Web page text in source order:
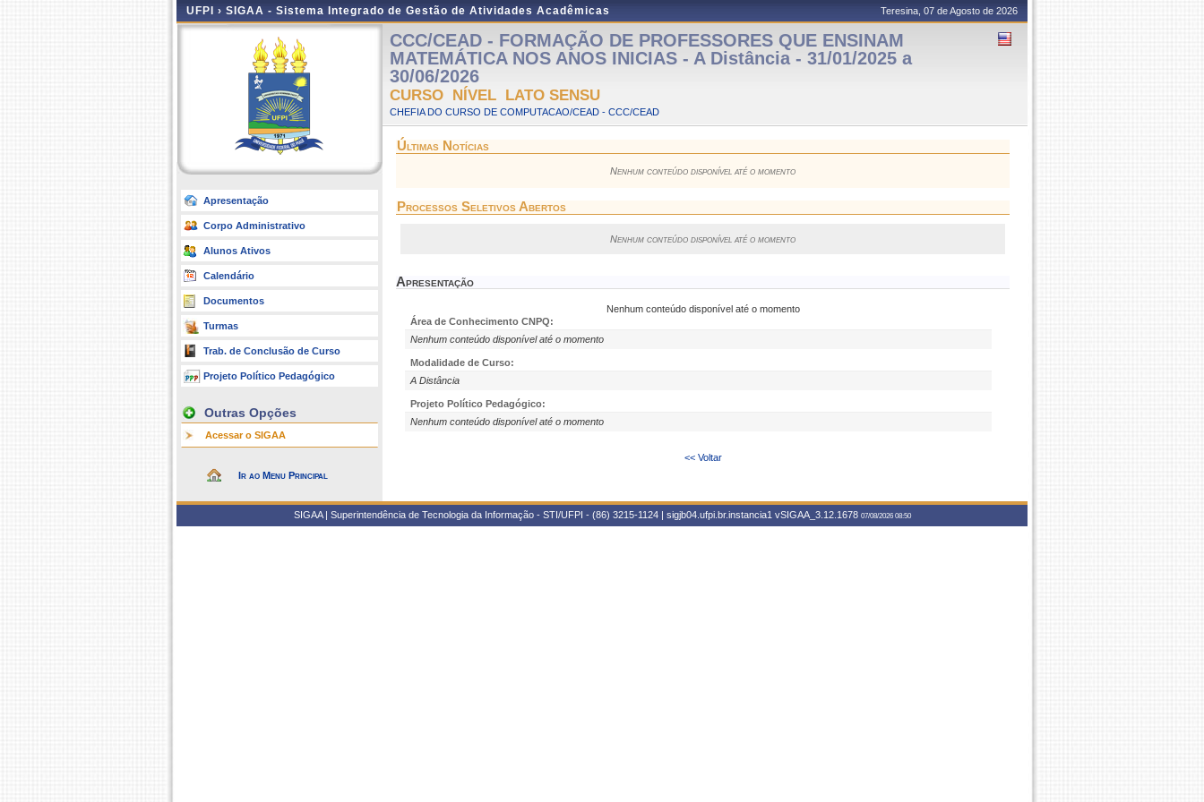
UFPI › SIGAA - Sistema Integrado de Gestão de Atividades Acadêmicas Teresina, 07 de Agosto de 2026
Apresentação
Corpo Administrativo
Alunos Ativos
Calendário
Documentos
Turmas
Trab. de Conclusão de Curso
Projeto Político Pedagógico
Outras Opções
Acessar o SIGAA
Ir ao Menu Principal
CCC/CEAD - FORMAÇÃO DE PROFESSORES QUE ENSINAM
MATEMÁTICA NOS ANOS INICIAS - A Distância - 31/01/2025 a
30/06/2026
CURSO NÍVEL LATO SENSU
CHEFIA DO CURSO DE COMPUTACAO/CEAD - CCC/CEAD
Últimas Notícias
Nenhum conteúdo disponível até o momento
Processos Seletivos Abertos
Nenhum conteúdo disponível até o momento
Apresentação
Nenhum conteúdo disponível até o momento
Área de Conhecimento CNPQ:
Nenhum conteúdo disponível até o momento
Modalidade de Curso:
A Distância
Projeto Político Pedagógico:
Nenhum conteúdo disponível até o momento
<< Voltar
SIGAA | Superintendência de Tecnologia da Informação - STI/UFPI - (86) 3215-1124 | sigjb04.ufpi.br.instancia1 vSIGAA_3.12.1678 07/08/2026 08:50